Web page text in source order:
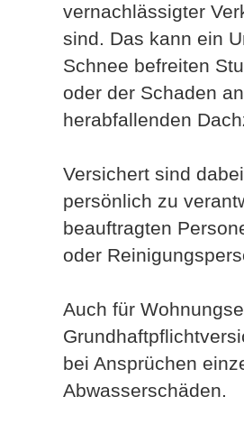
vernachlässigter
sind. Das kann ein
Schnee befreiten
oder der Schaden
herabfallenden
Versichert sind
persönlich zu
beauftragten
oder
Auch für
bei Ansprüchen
Abwasserschäden.